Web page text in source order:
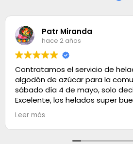
Patr Miranda
hace 2 años
Contratamos el servicio de
algodón de azúcar para la
sábado día 4 de mayo, solo
Excelente, los helados super
100. Muchas gracias
Leer más